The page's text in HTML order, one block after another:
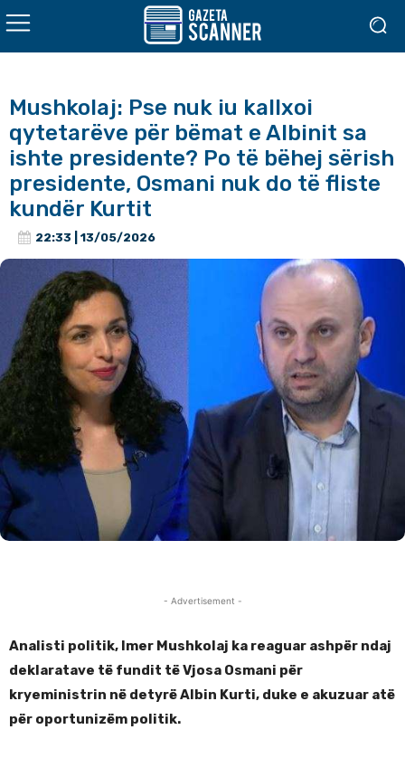
Mushkolaj: Pse nuk iu kallxoi
qytetarëve për bëmat e Albinit sa
ishte presidente? Po të bëhej sërish
presidente, Osmani nuk do të fliste
kundër Kurtit
22:33 | 13/05/2026
- Advertisement -
Analisti politik, Imer Mushkolaj ka reaguar ashpër ndaj
deklaratave të fundit të Vjosa Osmani për
kryeministrin në detyrë Albin Kurti, duke e akuzuar atë
për oportunizëm politik.